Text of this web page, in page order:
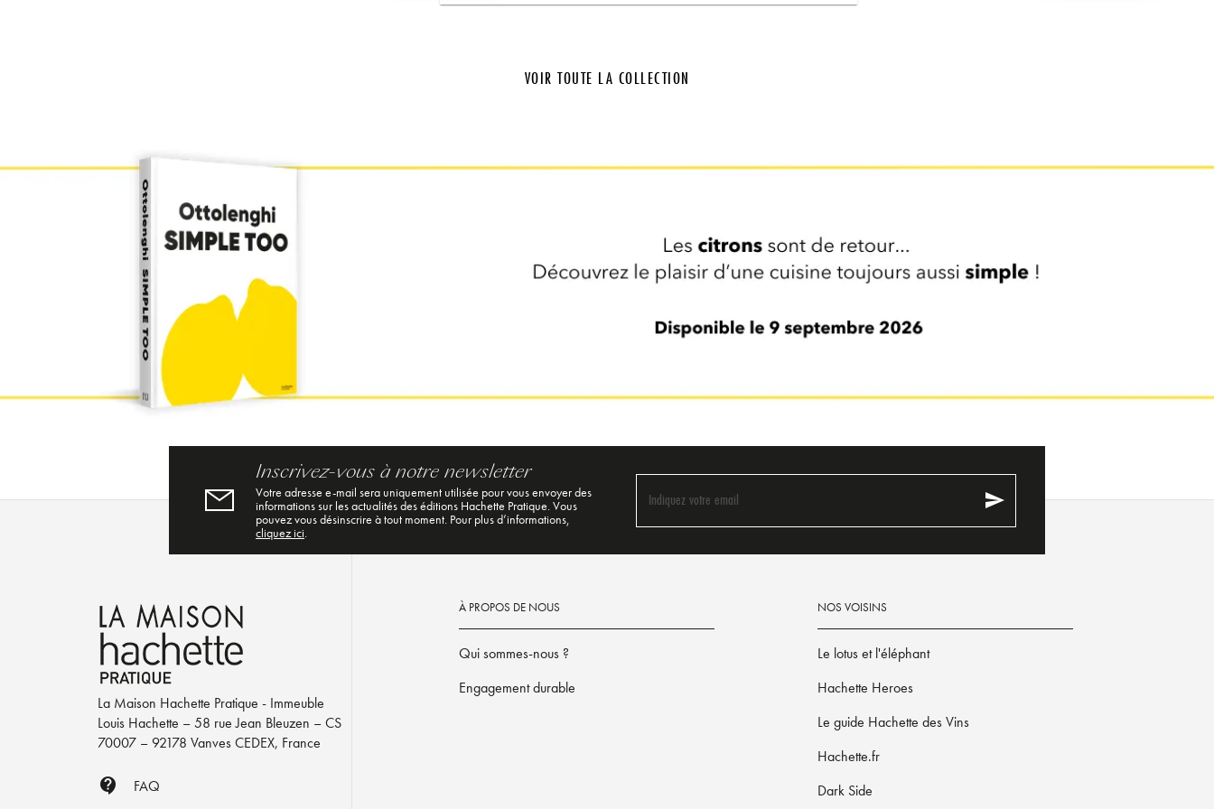
VOIR TOUTE LA COLLECTION
Inscrivez-vous à notre newsletter
Votre adresse e-mail sera uniquement utilisée pour vous envoyer des
informations sur les actualités des éditions Hachette Pratique. Vous
pouvez vous désinscrire à tout moment. Pour plus d’informations,
cliquez ici.
Indiquez votre email send
La Maison Hachette Pratique - Immeuble
Louis Hachette – 58 rue Jean Bleuzen – CS
70007 – 92178 Vanves CEDEX, France
contact_support FAQ
À PROPOS DE NOUS
Qui sommes-nous ?
Engagement durable
NOS VOISINS
Le lotus et l'éléphant
Hachette Heroes
Le guide Hachette des Vins
Hachette.fr
Dark Side